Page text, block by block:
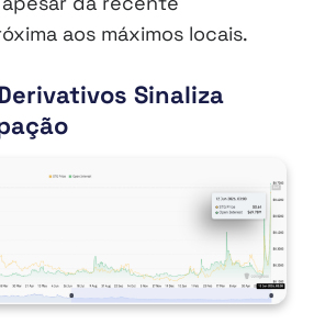
aos máximos locais.
Sinaliza